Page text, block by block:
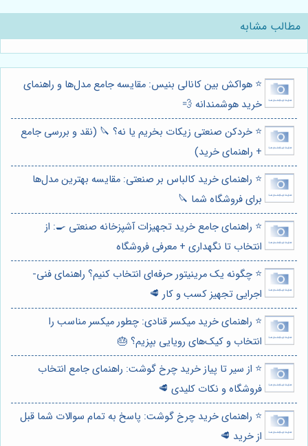
مطالب مشابه
⭐️ هواکش بین کانالی بنیس: مقایسه جامع مدل‌ها و راهنمای
خرید هوشمندانه 💨
⭐️ خردکن صنعتی زیکات بخریم یا نه؟ 🔪 (نقد و بررسی جامع
+ راهنمای خرید)
⭐️ راهنمای خرید کالباس بر صنعتی: مقایسه بهترین مدل‌ها
برای فروشگاه شما 🔪
⭐️ راهنمای جامع خرید تجهیزات آشپزخانه صنعتی 🍳: از
انتخاب تا نگهداری + معرفی فروشگاه
⭐️ چگونه یک مرینیتور حرفه‌ای انتخاب کنیم؟ راهنمای فنی-
اجرایی تجهیز کسب و کار 🥩
⭐️ راهنمای خرید میکسر قنادی: چطور میکسر مناسب را
انتخاب و کیک‌های رویایی بپزیم؟ 🎂
⭐️ از سیر تا پیاز خرید چرخ گوشت: راهنمای جامع انتخاب
فروشگاه و نکات کلیدی 🥩
⭐️ راهنمای خرید چرخ گوشت: پاسخ به تمام سوالات شما قبل
از خرید 🥩